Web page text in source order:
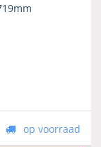
op voorraad